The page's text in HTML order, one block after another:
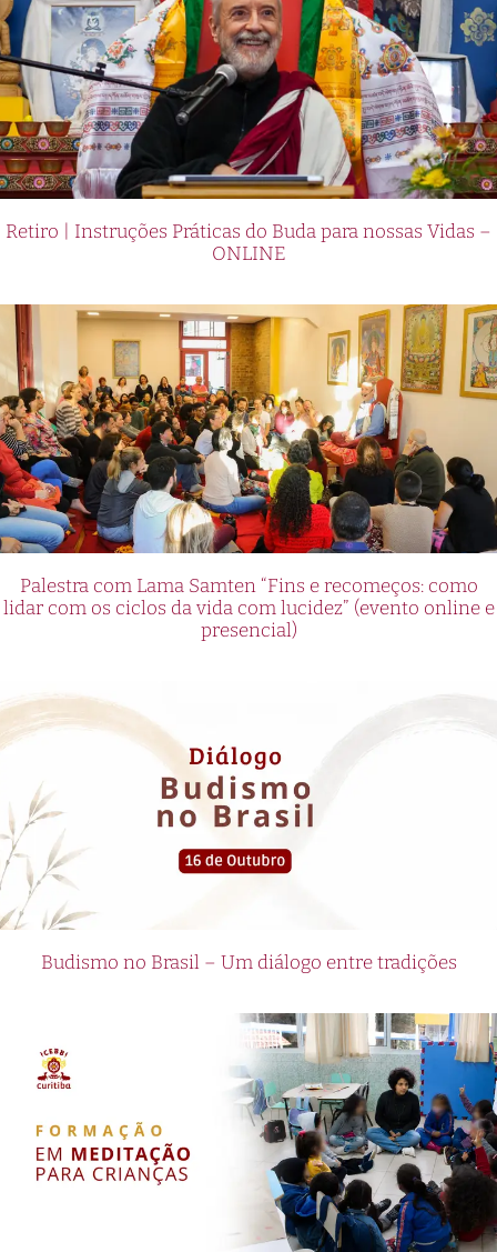
Retiro | Instruções Práticas do Buda para nossas Vidas –
ONLINE
Palestra com Lama Samten “Fins e recomeços: como
lidar com os ciclos da vida com lucidez” (evento online e
presencial)
Budismo no Brasil – Um diálogo entre tradições